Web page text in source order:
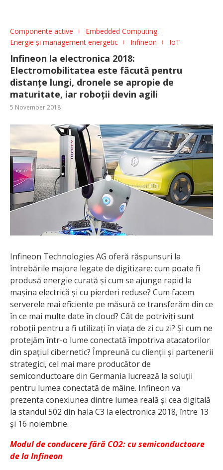
Componente active
Embedded Computing
Energie și management energetic
Infineon IoT
Infineon la electronica 2018:
Electromobilitatea este făcută pentru
distanțe lungi, dronele se apropie de
maturitate, iar roboții devin agili
5 November 2018
Infineon Technologies AG oferă răspunsuri la
întrebările majore legate de digitizare: cum poate fi
produsă energie curată și cum se ajunge rapid la
mașina electrică și cu pierderi reduse? Cum facem
serverele mai eficiente pe măsură ce transferăm din ce
în ce mai multe date în cloud? Cât de potriviți sunt
roboții pentru a fi utilizați în viața de zi cu zi? Și cum ne
protejăm într-o lume conectată împotriva atacatorilor
din spațiul cibernetic? Împreună cu clienții și partenerii
strategici, cel mai mare producător de
semiconductoare din Germania lucrează la soluții
pentru lumea conectată de mâine. Infineon va
prezenta conexiunea dintre lumea reală și cea digitală
la standul 502 din hala C3 la electronica 2018, între 13
și 16 noiembrie.
Modul de conducere fără CO2: cu semiconductoare
de la Infineon